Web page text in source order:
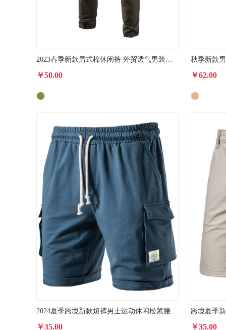
2023春季新款男式棉休闲裤 外贸透气男装商务百搭多口袋纯色长裤
￥50.00 ￥62.00
2024夏季跨境新款短裤男士运动休闲松紧腰系绳短裤欧码外穿五分裤
￥35.00 ￥35.00